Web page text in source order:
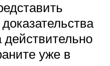
действительно
уже в